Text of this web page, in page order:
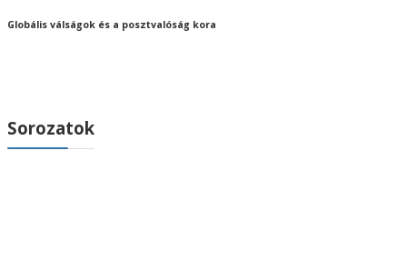
Globális válságok és a posztvalóság kora
Sorozatok